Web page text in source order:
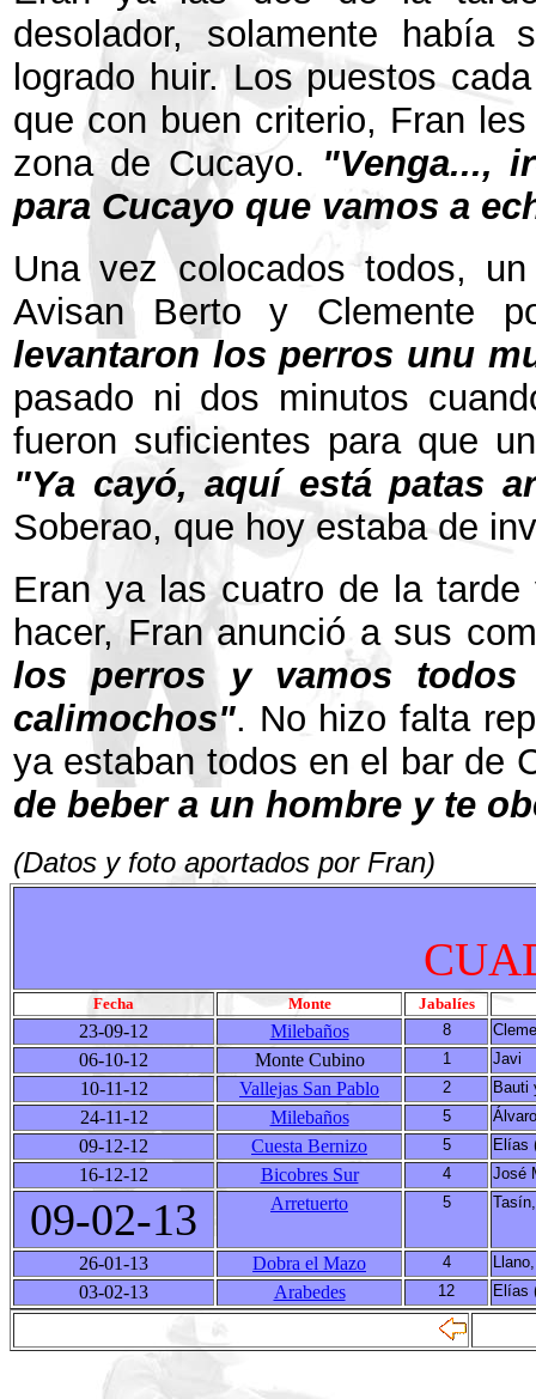
desolador, solamente
logrado huir.Los puestos
que con buen criterio, Fran
zona de Cucayo. "Venga...,
para Cucayo que vamos a
Una vez colocados todos,
Avisan Berto y Clemente
levantaron los perros unu
pasado ni dos minutos
fueron suficientes para que
"Ya cayó, aquí está patas
Soberao, que hoy estaba de
Eran ya las cuatro de la
hacer, Fran anunció a sus
los perros y vamos
calimochos". No hizo falta
ya estaban todos en el bar de
de beber a un hombre y te
(Datos y foto aportados por Fran)
Fecha Monte Jabalíes
23-09-12 Milebaños 8
06-10-12 Monte Cubino 1 Javi
10-11-12 Vallejas San Pablo 2 Bauti
24-11-12 Milebaños 5
09-12-12 Cuesta Bernizo 5 Elías
16-12-12 Bicobres Sur 4 José
09-02-13 Arretuerto 5
26-01-13 Dobra el Mazo 4
03-02-13 Arabedes 12 Elías